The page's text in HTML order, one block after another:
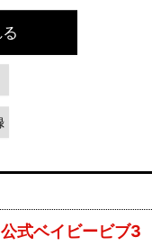
式ベイビービブ3